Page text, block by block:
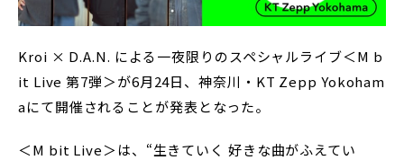
Kroi × D.A.N. による一夜限りのスペシャルライブ＜M b
it Live 第7弾＞が6月24日、神奈川・KT Zepp Yokoham
aにて開催されることが発表となった。
＜M bit Live＞は、“生きていく 好きな曲がふえてい